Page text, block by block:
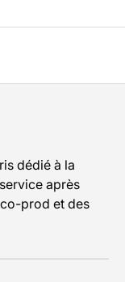
dédié à la
après
prod et des